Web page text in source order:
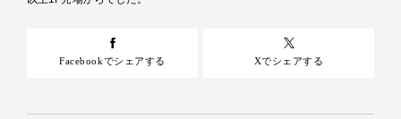
Facebookでシェアする Xでシェアする